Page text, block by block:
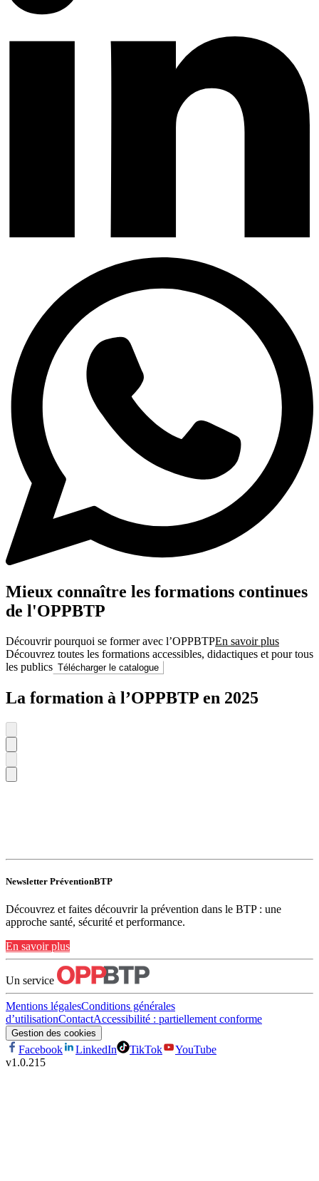
Mieux connaître les formations continues
de l'OPPBTP
Découvrir pourquoi se former avec l’OPPBTPEn savoir plus
Découvrez toutes les formations accessibles, didactiques et pour tous
les publics Télécharger le catalogue
La formation à l’OPPBTP en 2025
Newsletter PréventionBTP
Découvrez et faites découvrir la prévention dans le BTP : une
approche santé, sécurité et performance.
En savoir plus
Un service
Mentions légalesConditions générales
d’utilisationContactAccessibilité : partiellement conforme
Gestion des cookies
Facebook LinkedIn TikTok
YouTube
v1.0.215